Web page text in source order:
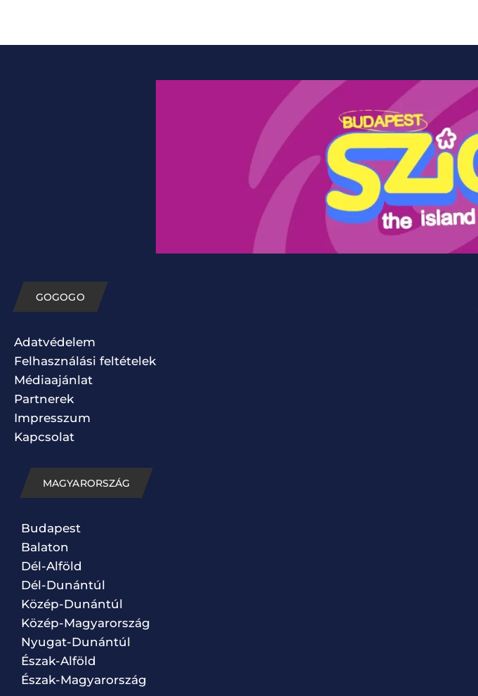
GOGOGO
Adatvédelem
Felhasználási feltételek
Médiaajánlat
Partnerek
Impresszum
Kapcsolat
MAGYARORSZÁG
Budapest
Balaton
Dél-Alföld
Dél-Dunántúl
Közép-Dunántúl
Közép-Magyarország
Nyugat-Dunántúl
Észak-Alföld
Észak-Magyarország